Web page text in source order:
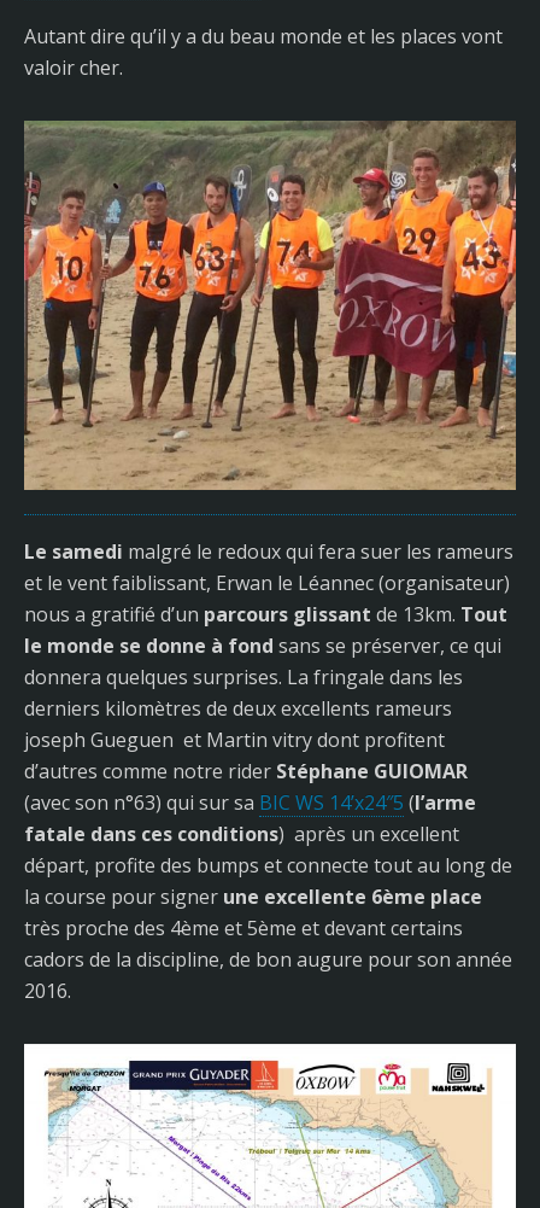
Autant dire qu’il y a du beau monde et les places vont
valoir cher.
Le samedi malgré le redoux qui fera suer les rameurs
et le vent faiblissant, Erwan le Léannec (organisateur)
nous a gratifié d’un parcours glissant de 13km. Tout
le monde se donne à fond sans se préserver, ce qui
donnera quelques surprises. La fringale dans les
derniers kilomètres de deux excellents rameurs
joseph Gueguen et Martin vitry dont profitent
d’autres comme notre rider Stéphane GUIOMAR
(avec son n°63) qui sur sa BIC WS 14’x24″5 (l’arme
fatale dans ces conditions) après un excellent
départ, profite des bumps et connecte tout au long de
la course pour signer une excellente 6ème place
très proche des 4ème et 5ème et devant certains
cadors de la discipline, de bon augure pour son année
2016.